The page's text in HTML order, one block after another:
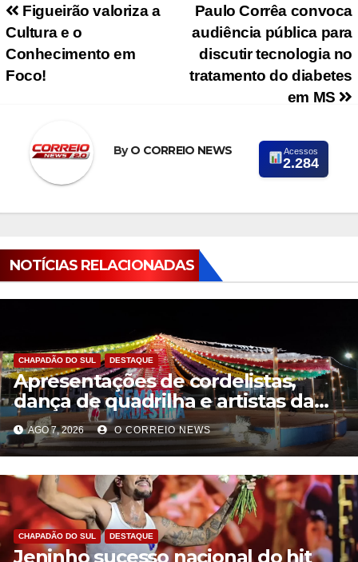
Navegação de PostPaulo Corrêa convoca
audiência pública para
discutir tecnologia no
tratamento do diabetes
em MS
Figueirão valoriza a
Cultura e o
Conhecimento em
Foco!
ByO CORREIO NEWS Acessos
2.284
NOTÍCIAS RELACIONADAS
CHAPADÃO DO SUL DESTAQUE
Apresentações de cordelistas,
dança de quadrilha e artistas da
casa marcam abertura da Semana
Nordestina em Chapadão do Sul
AGO 7, 2026 O CORREIO NEWS
CHAPADÃO DO SUL DESTAQUE
Jeninho sucesso nacional do hit